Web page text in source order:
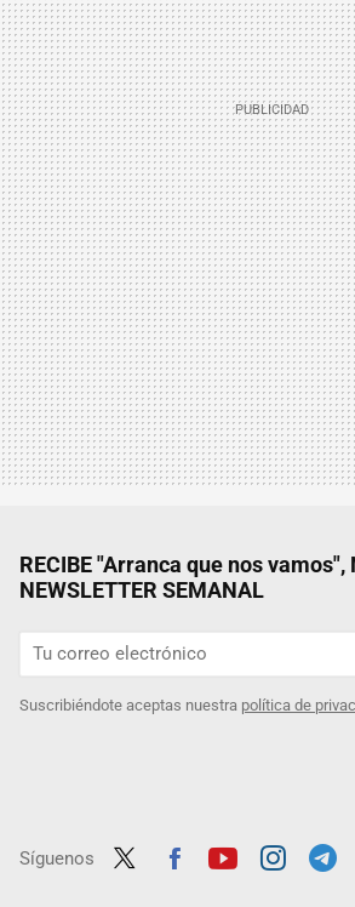
RECIBE "Arranca que nos vamos",
NEWSLETTER SEMANAL
Suscribiéndote aceptas nuestra política de
Síguenos